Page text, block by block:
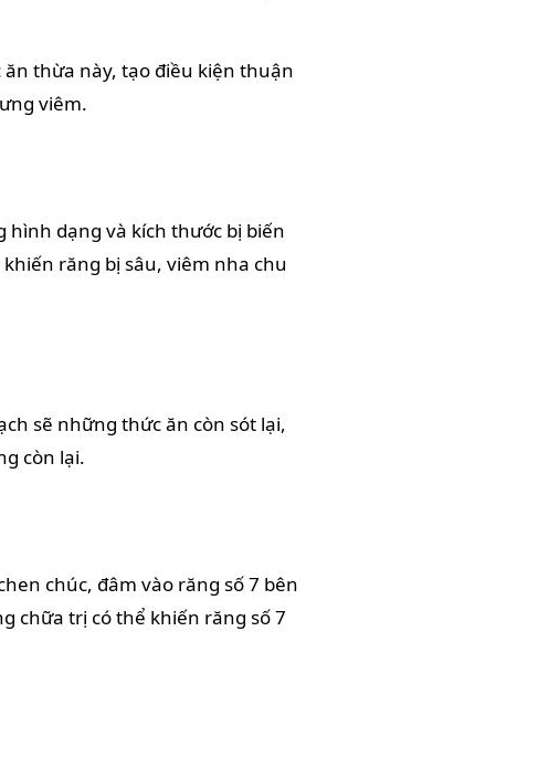
thừa này, tạo điều kiện thuận
viêm.
dạng và kích thước bị biến
răng bị sâu, viêm nha chu
sẽ những thức ăn còn sót lại,
còn lại.
chúc, đâm vào răng số 7 bên
chữa trị có thể khiến răng số 7